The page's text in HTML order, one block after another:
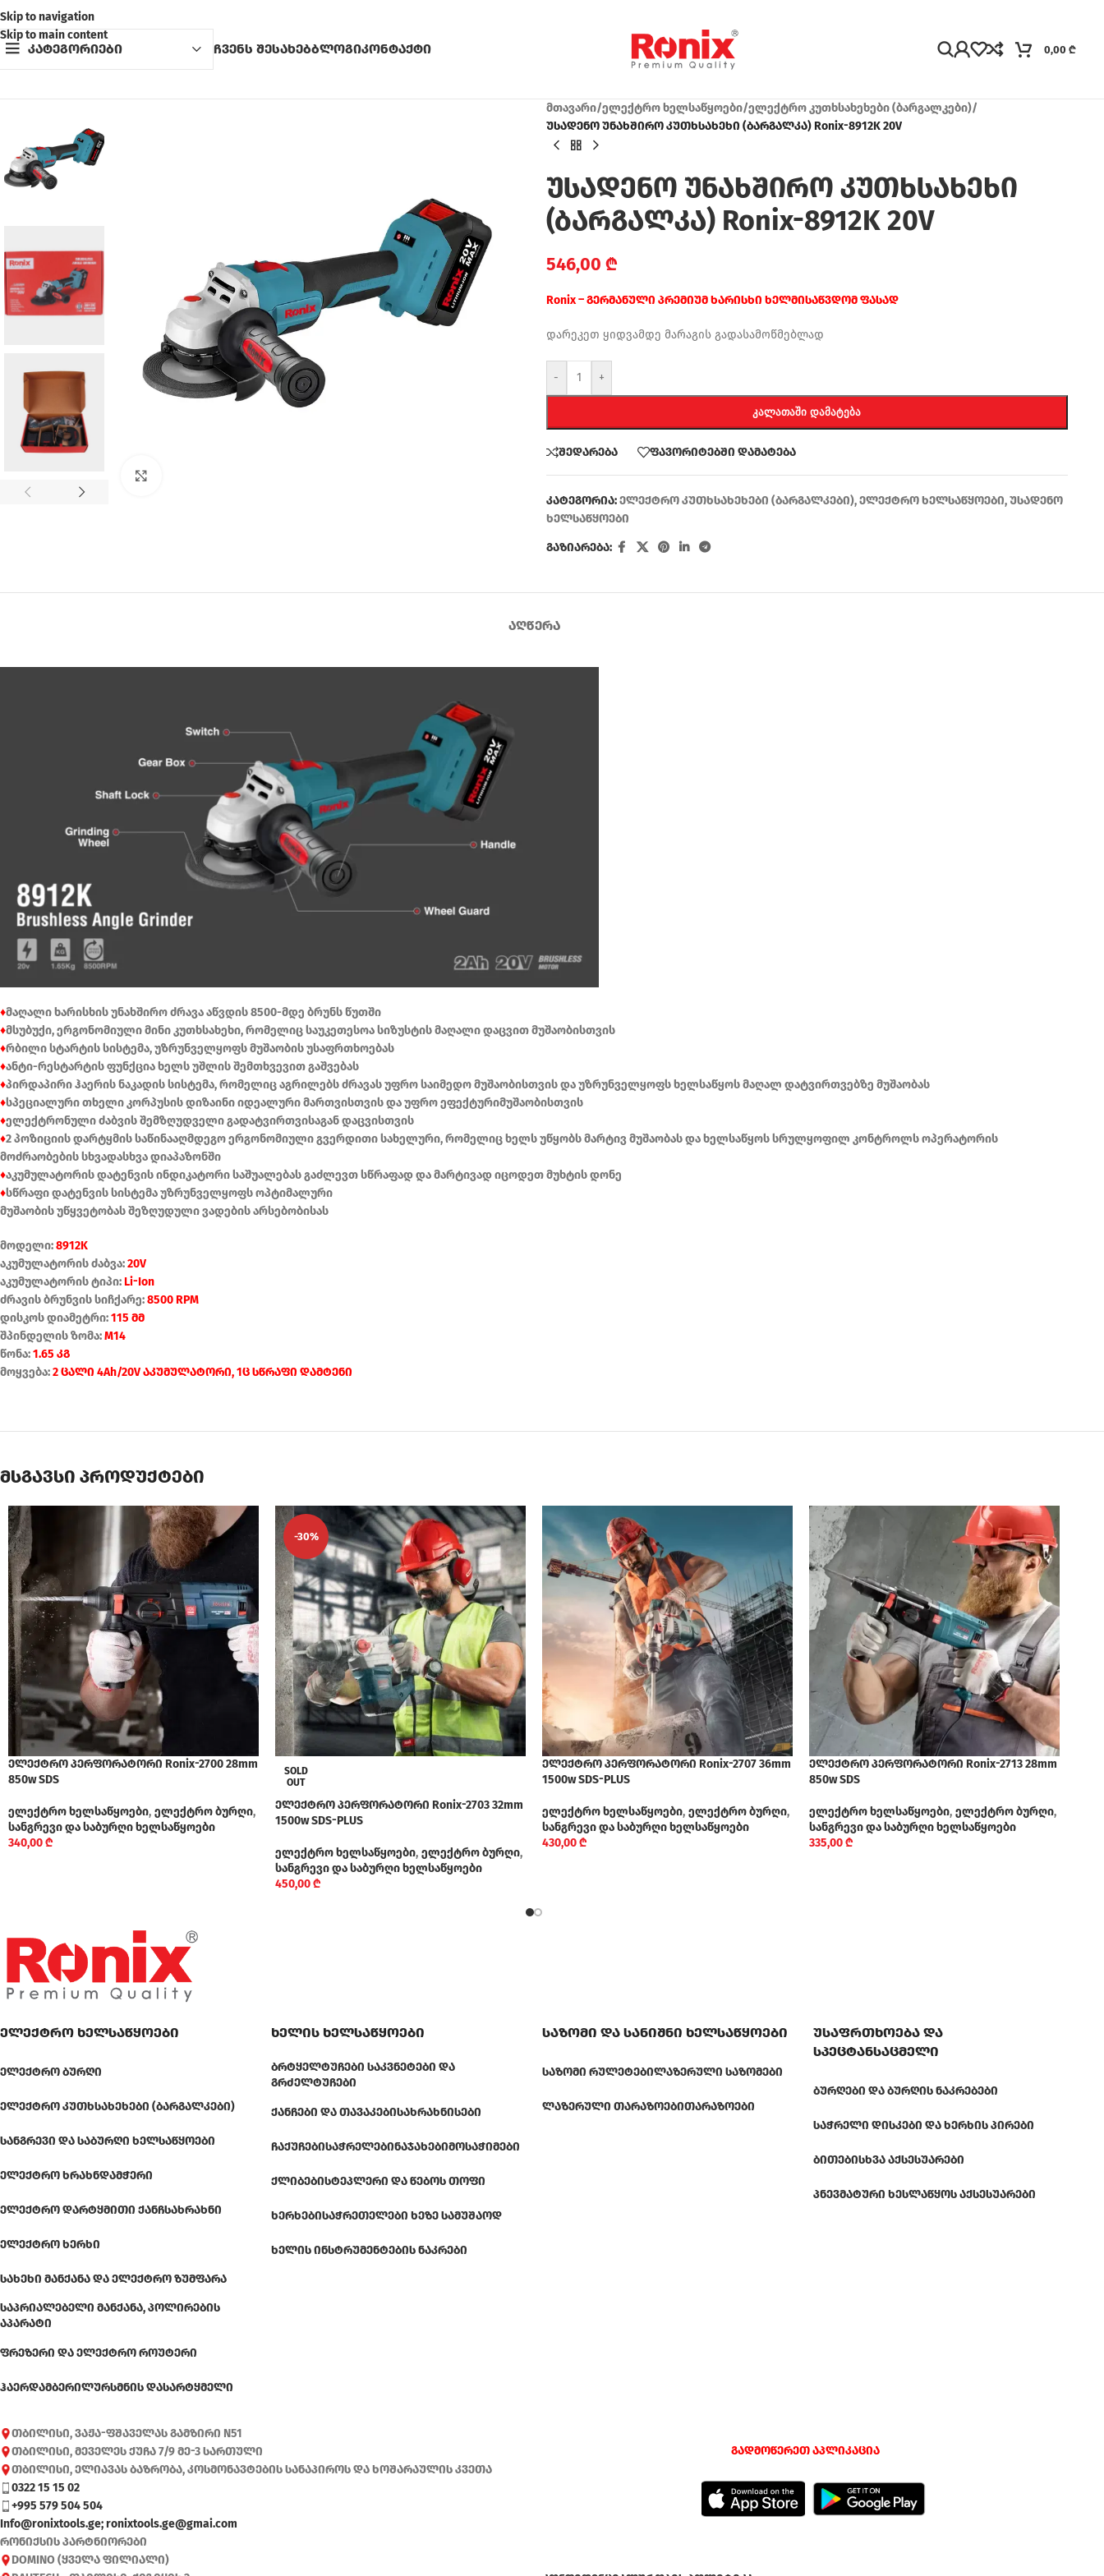
Skip to navigation
Skip to main content
კატეგორიები ჩვენს შესახებბლოგიკონტაქტი 0,00 ₾
მთავარი/ელექტრო ხელსაწყოები/ელექტრო კუთხსახეხები (ბარგალკები)/
უსადენო უნახშირო კუთხსახეხი (ბარგალკა) Ronix-8912K 20V
უსადენო უნახშირო კუთხსახეხი
(ბარგალკა) Ronix-8912K 20V
546,00 ₾
Ronix – გერმანული პრემიუმ ხარისხი ხელმისაწვდომ ფასად
დარეკეთ ყიდვამდე მარაგის გადასამოწმებლად
- +
ᲙᲐᲚᲐᲗᲐᲨᲘ ᲓᲐᲛᲐᲢᲔᲑᲐ
შედარება ფავორიტებში დამატება
კატეგორია:ელექტრო კუთხსახეხები (ბარგალკები),ელექტრო ხელსაწყოები,უსადენო
ხელსაწყოები
გაზიარება:
ᲐᲦᲬᲔᲠᲐ
♦მაღალი ხარისხის უნახშირო ძრავა აწვდის 8500-მდე ბრუნს წუთში
♦მსუბუქი, ერგონომიული მინი კუთხსახეხი, რომელიც საუკეთესოა სიზუსტის მაღალი დაცვით მუშაობისთვის
♦რბილი სტარტის სისტემა, უზრუნველყოფს მუშაობის უსაფრთხოებას
♦ანტი-რესტარტის ფუნქცია ხელს უშლის შემთხვევით გაშვებას
♦პირდაპირი ჰაერის ნაკადის სისტემა, რომელიც აგრილებს ძრავას უფრო საიმედო მუშაობისთვის და უზრუნველყოფს ხელსაწყოს მაღალ დატვირთვებზე მუშაობას
♦სპეციალური თხელი კორპუსის დიზაინი იდეალური მართვისთვის და უფრო ეფექტურიმუშაობისთვის
♦ელექტრონული ძაბვის შემზღუდველი გადატვირთვისაგან დაცვისთვის
♦2 პოზიციის დარტყმის საწინააღმდეგო ერგონომიული გვერდითი სახელური, რომელიც ხელს უწყობს მარტივ მუშაობას და ხელსაწყოს სრულყოფილ კონტროლს ოპერატორის
მოძრაობების სხვადასხვა დიაპაზონში
♦აკუმულატორის დატენვის ინდიკატორი საშუალებას გაძლევთ სწრაფად და მარტივად იცოდეთ მუხტის დონე
♦სწრაფი დატენვის სისტემა უზრუნველყოფს ოპტიმალური
მუშაობის უწყვეტობას შეზღუდული ვადების არსებობისას
მოდელი:8912K
აკუმულატორის ძაბვა:20V
აკუმულატორის ტიპი:Li-Ion
ძრავის ბრუნვის სიჩქარე:8500 RPM
დისკოს დიამეტრი:115 მმ
შპინდელის ზომა:M14
წონა:1.65 კგ
მოყვება:2 ცალი 4Ah/20V აკუმულატორი, 1ც სწრაფი დამტენი
მსგავსი პროდუქტები
ელექტრო პერფორატორი Ronix-2700 28mm
850w SDS
ელექტრო ხელსაწყოები, ელექტრო ბურღი,
სანგრევი და საბურღი ხელსაწყოები
340,00₾
SOLD
OUT
-30%
ელექტრო პერფორატორი Ronix-2703 32mm
1500w SDS-PLUS
ელექტრო ხელსაწყოები, ელექტრო ბურღი,
სანგრევი და საბურღი ხელსაწყოები
450,00₾
ელექტრო პერფორატორი Ronix-2707 36mm
1500w SDS-PLUS
ელექტრო ხელსაწყოები, ელექტრო ბურღი,
სანგრევი და საბურღი ხელსაწყოები
430,00₾
ელექტრო პერფორატორი Ronix-2713 28mm
850w SDS
ელექტრო ხელსაწყოები, ელექტრო ბურღი,
სანგრევი და საბურღი ხელსაწყოები
335,00₾
ელექტრო ხელსაწყოები
ᲔᲚᲔᲥᲢᲠᲝ ᲑᲣᲠᲦᲘ
ᲔᲚᲔᲥᲢᲠᲝ ᲙᲣᲗᲮᲡᲐᲮᲔᲮᲔᲑᲘ (ᲑᲐᲠᲒᲐᲚᲙᲔᲑᲘ)
ᲡᲐᲜᲒᲠᲔᲕᲘ ᲓᲐ ᲡᲐᲑᲣᲠᲦᲘ ᲮᲔᲚᲡᲐᲬᲧᲝᲔᲑᲘ
ᲔᲚᲔᲥᲢᲠᲝ ᲮᲠᲐᲮᲜᲓᲐᲛᲭᲔᲠᲘ
ᲔᲚᲔᲥᲢᲠᲝ ᲓᲐᲠᲢᲧᲛᲘᲗᲘ ᲥᲐᲜᲩᲡᲐᲮᲠᲐᲮᲜᲘ
ᲔᲚᲔᲥᲢᲠᲝ ᲮᲔᲠᲮᲘ
ᲡᲐᲮᲔᲮᲘ ᲛᲐᲜᲥᲐᲜᲐ ᲓᲐ ᲔᲚᲔᲥᲢᲠᲝ ᲖᲣᲛᲤᲐᲠᲐ
ᲡᲐᲞᲠᲘᲐᲚᲔᲑᲔᲚᲘ ᲛᲐᲜᲥᲐᲜᲐ, ᲞᲝᲚᲘᲠᲔᲑᲘᲡ
ᲐᲞᲐᲠᲐᲢᲘ
ᲤᲠᲔᲖᲔᲠᲘ ᲓᲐ ᲔᲚᲔᲥᲢᲠᲝ ᲠᲝᲣᲢᲔᲠᲘ
ᲰᲐᲔᲠᲓᲐᲛᲑᲔᲠᲘᲚᲣᲠᲡᲛᲜᲘᲡ ᲓᲐᲡᲐᲠᲢᲧᲛᲔᲚᲘ
ხელის ხელსაწყოები
ᲑᲠᲢᲧᲔᲚᲢᲣᲩᲔᲑᲘ ᲡᲐᲙᲕᲜᲔᲢᲔᲑᲘ ᲓᲐ
ᲒᲠᲫᲔᲚᲢᲣᲩᲔᲑᲘ
ᲥᲐᲜᲩᲔᲑᲘ ᲓᲐ ᲗᲐᲕᲐᲙᲔᲑᲘᲡᲐᲮᲠᲐᲮᲜᲘᲡᲔᲑᲘ
ᲩᲐᲥᲣᲩᲔᲑᲘᲡᲐᲭᲠᲔᲚᲔᲑᲘᲜᲐᲯᲐᲮᲔᲑᲘᲛᲝᲡᲐᲭᲘᲛᲔᲑᲘ
ᲥᲚᲘᲑᲔᲑᲘᲡᲢᲔᲞᲚᲔᲠᲘ ᲓᲐ ᲬᲔᲑᲝᲡ ᲗᲝᲤᲘ
ᲮᲔᲠᲮᲔᲑᲘᲡᲐᲭᲠᲔᲗᲔᲚᲔᲑᲘ ᲮᲔᲖᲔ ᲡᲐᲛᲣᲨᲐᲝᲓ
ᲮᲔᲚᲘᲡ ᲘᲜᲡᲢᲠᲣᲛᲔᲜᲢᲔᲑᲘᲡ ᲜᲐᲙᲠᲔᲑᲘ
საზომი და სანიშნი ხელსაწყოები
ᲡᲐᲖᲝᲛᲘ ᲠᲣᲚᲔᲢᲔᲑᲘᲚᲐᲖᲔᲠᲣᲚᲘ ᲡᲐᲖᲝᲛᲔᲑᲘ
ᲚᲐᲖᲔᲠᲣᲚᲘ ᲗᲐᲠᲐᲖᲝᲔᲑᲘᲗᲐᲠᲐᲖᲝᲔᲑᲘ
უსაფრთხოება და
სპეცტანსაცმელი
ᲑᲣᲠᲦᲔᲑᲘ ᲓᲐ ᲑᲣᲠᲦᲘᲡ ᲜᲐᲙᲠᲔᲑᲔᲑᲘ
ᲡᲐᲭᲠᲔᲚᲘ ᲓᲘᲡᲙᲔᲑᲘ ᲓᲐ ᲮᲔᲠᲮᲘᲡ ᲞᲘᲠᲔᲑᲘ
ᲑᲘᲗᲔᲑᲘᲡᲮᲕᲐ ᲐᲥᲡᲔᲡᲣᲐᲠᲔᲑᲘ
ᲞᲜᲔᲕᲛᲐᲢᲣᲠᲘ ᲮᲔᲡᲚᲐᲬᲧᲝᲡ ᲐᲥᲡᲔᲡᲣᲐᲠᲔᲑᲘ
თბილისი, ვაჟა-ფშაველას გამზირი N51
თბილისი, მეველეს ქუჩა 7/9 მე-3 სართული
თბილისი, ელიავას ბაზრობა, კოსმონავტების სანაპიროს და ხოშარაულის კვეთა
0322 15 15 02
+995 579 504 504
Info@ronixtools.ge; ronixtools.ge@gmai.com
რონიქსის პარტნიორები
DOMINO (ყველა ფილიალი)
გადმოწერეთ აპლიკაცია